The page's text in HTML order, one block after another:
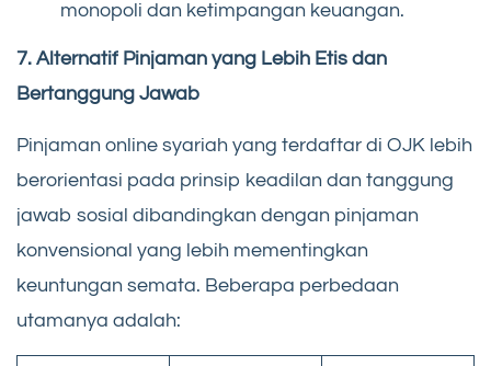
monopoli dan ketimpangan keuangan.
7. Alternatif Pinjaman yang Lebih Etis dan
Bertanggung Jawab
Pinjaman online syariah yang terdaftar di OJK lebih
berorientasi pada prinsip keadilan dan tanggung
jawab sosial dibandingkan dengan pinjaman
konvensional yang lebih mementingkan
keuntungan semata. Beberapa perbedaan
utamanya adalah: